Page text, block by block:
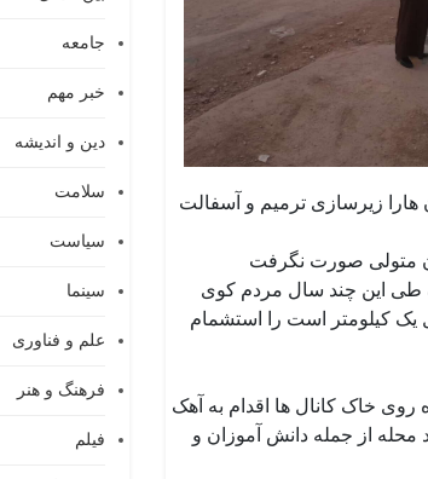
ها اداره آب و فاضلاب و شهرداری منطقه ۶ خیابان هارا زیرسازی ترمیم و آسفالت
طی این چند سال مردم کوی
یک کیلومتر است را استشمام
روی خاک کانال ها اقدام به آهک
محله از جمله دانش آموزان و
جامعه
خبر مهم
دین و اندیشه
سلامت
سیاست
سینما
علم و فناوری
فرهنگ و هنر
فیلم